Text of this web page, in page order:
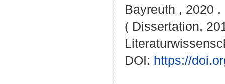
Bayreuth , 2020 .
( Dissertation,
DOI: https://